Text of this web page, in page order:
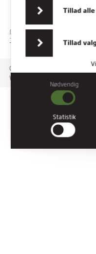
partnere kan
oplysninger, du har
Tillad
Tillad alle
Nødvendig
Nødvendige cookies
brugbar ved at aktivere
side-navigation og
Hjemmesiden kan ikke
Nødvendig
Statistik
Kontakt os
COOKIES
TILGÆNGELIGHEDSERKLÆRING
Copyright © 2026 Rybners.
Website: Co3